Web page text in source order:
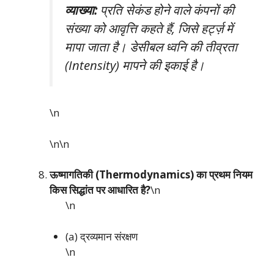
व्याख्या:प्रति सेकंड होने वाले कंपनों की
संख्या को आवृत्ति कहते हैं, जिसे हर्ट्ज़ में
मापा जाता है। डेसीबल ध्वनि की तीव्रता
(Intensity) मापने की इकाई है।
\n
\n\n
ऊष्मागतिकी (Thermodynamics) का प्रथम नियम
किस सिद्धांत पर आधारित है?\n
\n
(a) द्रव्यमान संरक्षण
\n